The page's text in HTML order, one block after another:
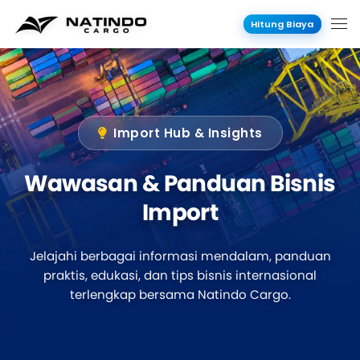
Hitung Biaya
Import Hub & Insights
Wawasan & PanduanBisnis
Import
Jelajahi berbagai informasi mendalam, panduan
praktis, edukasi, dan tips bisnis internasional
terlengkap bersama Natindo Cargo.